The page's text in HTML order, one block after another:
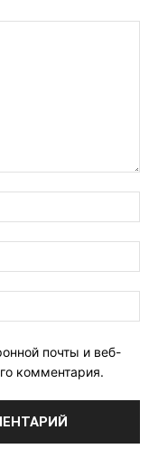
почты и веб-
комментария.